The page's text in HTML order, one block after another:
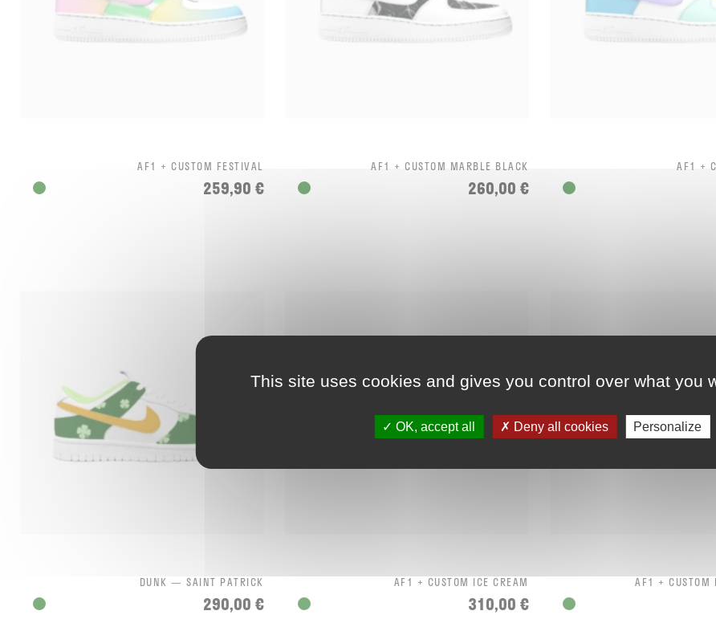
AF1 + CUSTOM FESTIVAL
259,90 €
AF1 + CUSTOM MARBLE BLACK
260,00 €
AF1 +
DUNK — SAINT PATRICK
290,00 €
AF1 + CUSTOM ICE CREAM
310,00 €
AF1 + CUSTOM
This site uses cookies and gives you control over what you
OK, accept all Deny all cookies Personalize